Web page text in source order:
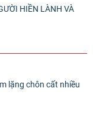
HIỀN LÀNH VÀ
lặng chôn cất nhiều